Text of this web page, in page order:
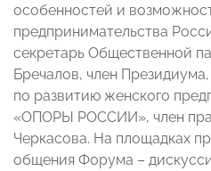
особенностей и
предпринимательства
секретарь Общественной
Бречалов, член
по развитию женского
«ОПОРЫ РОССИИ», член
Черкасова. На площадках
общения Форума –